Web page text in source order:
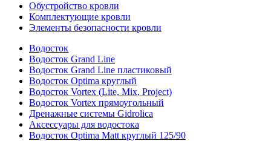
Обустройство кровли
Комплектующие кровли
Элементы безопасности кровли
Водосток
Водосток Grand Line
Водосток Grand Line пластиковый
Водосток Optima круглый
Водосток Vortex (Lite, Mix, Project)
Водосток Vortex прямоугольный
Дренажные системы Gidrolica
Аксессуары для водостока
Водосток Optima Matt круглый 125/90